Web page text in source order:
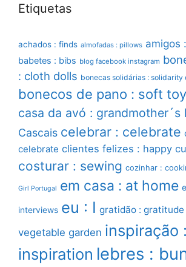
Etiquetas
achados : finds almofadas : pillows amigos
babetes : bibs blog facebook instagram
: cloth dolls bonecas solidárias : solidarity
bonecos de pano : soft
casa da avó : grandmother´s
Cascais celebrar : celebrate
celebrate clientes felizes : happy
costurar : sewing cozinhar :
Girl Portugal em casa : at home
interviews eu : I gratidão : gratitude
vegetable garden inspiração :
inspiration lebres :